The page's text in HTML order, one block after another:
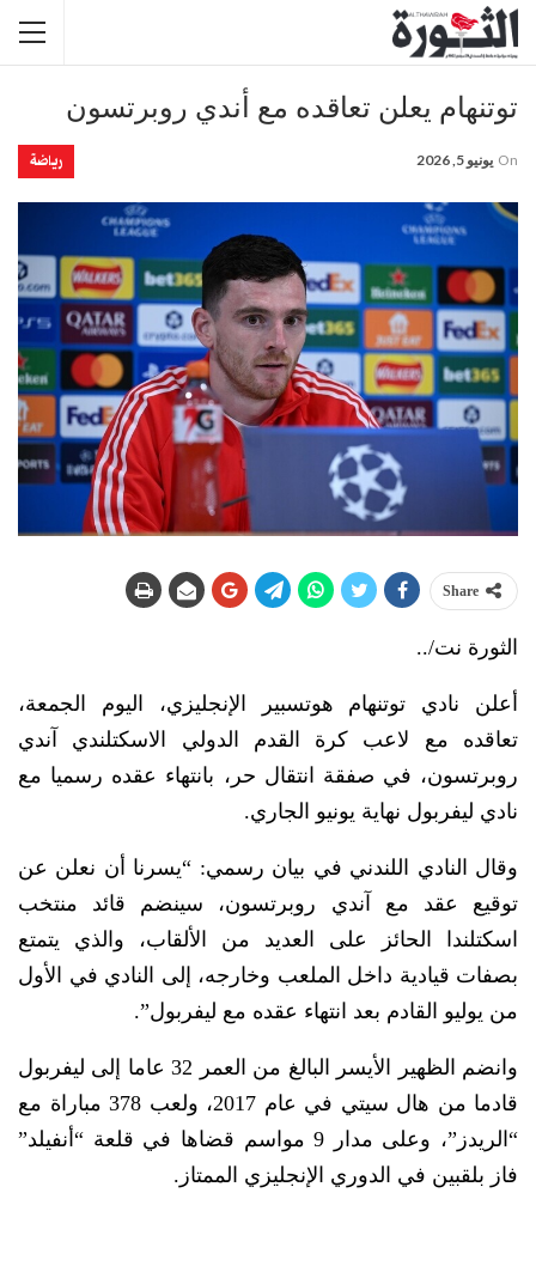
توتنهام يعلن تعاقده مع أندي روبرتسون
رياضة On يونيو 5, 2026
Share
الثورة نت/..
أعلن نادي توتنهام هوتسبير الإنجليزي، اليوم الجمعة،
تعاقده مع لاعب كرة القدم الدولي الاسكتلندي آندي
روبرتسون، في صفقة انتقال حر، بانتهاء عقده رسميا مع
نادي ليفربول نهاية يونيو الجاري.
وقال النادي اللندني في بيان رسمي: “يسرنا أن نعلن عن
توقيع عقد مع آندي روبرتسون، سينضم قائد منتخب
اسكتلندا الحائز على العديد من الألقاب، والذي يتمتع
بصفات قيادية داخل الملعب وخارجه، إلى النادي في الأول
من يوليو القادم بعد انتهاء عقده مع ليفربول”.
وانضم الظهير الأيسر البالغ من العمر 32 عاما إلى ليفربول
قادما من هال سيتي في عام 2017، ولعب 378 مباراة مع
“الريدز”، وعلى مدار 9 مواسم قضاها في قلعة “أنفيلد”
فاز بلقبين في الدوري الإنجليزي الممتاز.